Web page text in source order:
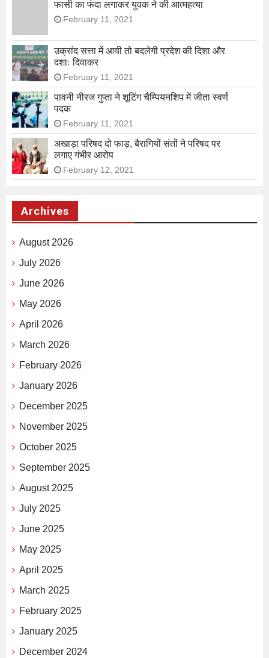
फासी का फंदा लगाकर युवक ने की आत्महत्या
February 11, 2021
उक्रांद सत्ता में आयी तो बदलेगी प्रदेश की दिशा और
दशाः दिवाकर
February 11, 2021
पावनी नीरज गुप्ता ने शूटिंग चैम्पियनशिप में जीता स्वर्ण
पदक
February 11, 2021
अखाड़ा परिषद दो फाड़, बैरागियों संतों ने परिषद पर
लगाए गंभीर आरोप
February 12, 2021
Archives
August 2026
July 2026
June 2026
May 2026
April 2026
March 2026
February 2026
January 2026
December 2025
November 2025
October 2025
September 2025
August 2025
July 2025
June 2025
May 2025
April 2025
March 2025
February 2025
January 2025
December 2024